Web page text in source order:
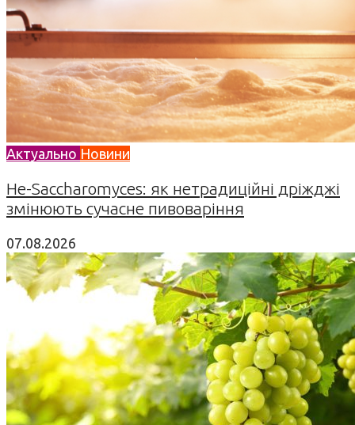
Актуально Новини
Не-Saccharomyces: як нетрадиційні дріжджі
змінюють сучасне пивоваріння
07.08.2026